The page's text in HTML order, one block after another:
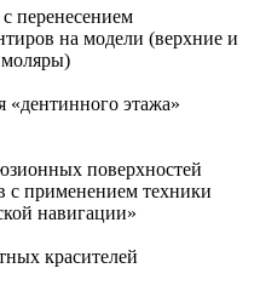
перенесением
на модели (верхние и
«дентинного этажа»
поверхностей
с применением техники
навигации»
красителей